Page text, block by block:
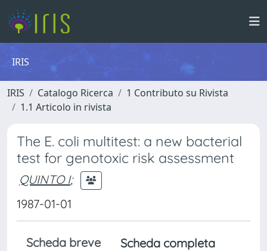
IRIS
IRIS Catalogo Ricerca
1 Contributo su Rivista
1.1 Articolo in rivista
The E. coli multitest: a new bacterial
test for genotoxic risk assessment
QUINTO I;
1987-01-01
Scheda breve
Scheda completa